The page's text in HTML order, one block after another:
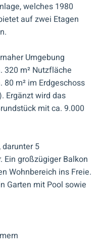
welches 1980
auf zwei Etagen
Umgebung
320 m² Nutzfläche
80 m² im Erdgeschoss
Ergänzt wird das
mit ca. 9.000
5
großzügiger Balkon
Wohnbereich ins Freie.
Garten mit Pool sowie